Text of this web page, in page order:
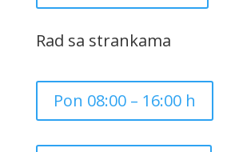
Rad sa strankama
Pon 08:00 – 16:00 h